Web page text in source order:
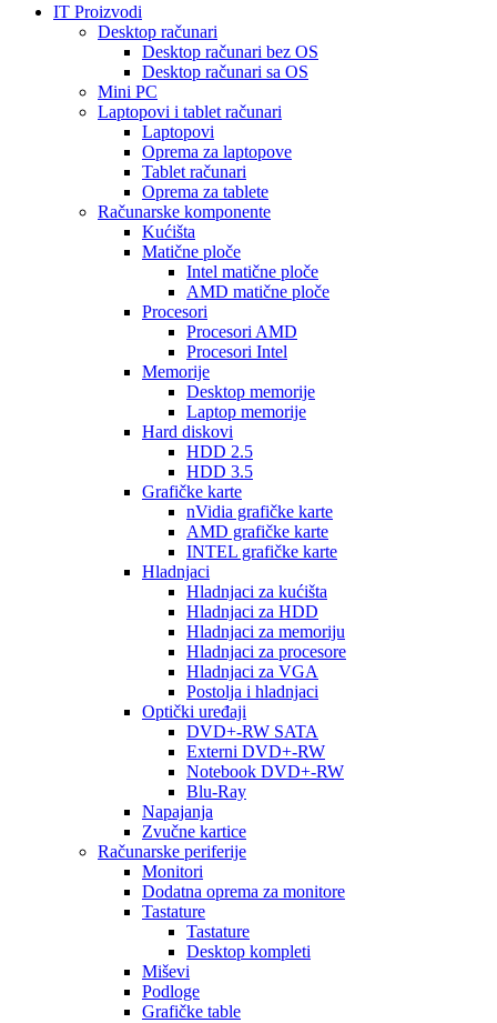
IT Proizvodi
Desktop računari
Desktop računari bez OS
Desktop računari sa OS
Mini PC
Laptopovi i tablet računari
Laptopovi
Oprema za laptopove
Tablet računari
Oprema za tablete
Računarske komponente
Kućišta
Matične ploče
Intel matične ploče
AMD matične ploče
Procesori
Procesori AMD
Procesori Intel
Memorije
Desktop memorije
Laptop memorije
Hard diskovi
HDD 2.5
HDD 3.5
Grafičke karte
nVidia grafičke karte
AMD grafičke karte
INTEL grafičke karte
Hladnjaci
Hladnjaci za kućišta
Hladnjaci za HDD
Hladnjaci za memoriju
Hladnjaci za procesore
Hladnjaci za VGA
Postolja i hladnjaci
Optički uređaji
DVD+-RW SATA
Externi DVD+-RW
Notebook DVD+-RW
Blu-Ray
Napajanja
Zvučne kartice
Računarske periferije
Monitori
Dodatna oprema za monitore
Tastature
Tastature
Desktop kompleti
Miševi
Podloge
Grafičke table